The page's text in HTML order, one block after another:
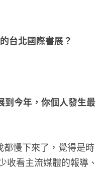
台北國際書展？
到今年，你個人發生最
慢下來了，覺得是時
收看主流媒體的報導、